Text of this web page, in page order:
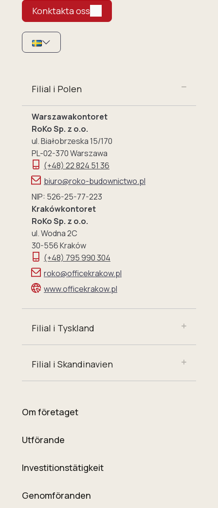
Konktakta oss
Filial i Polen
Warszawakontoret
RoKo Sp. z o.o.
ul. Białobrzeska 15/170
PL-02-370 Warszawa
(+48) 22 824 51 36
biuro@roko-budownictwo.pl
NIP: 526-25-77-223
Krakówkontoret
RoKo Sp. z o.o.
ul. Wodna 2C
30-556 Kraków
(+48) 795 990 304
roko@officekrakow.pl
www.officekrakow.pl
Filial i Tyskland
Filial i Skandinavien
Om företaget
Utförande
Investitionstätigkeit
Genomföranden